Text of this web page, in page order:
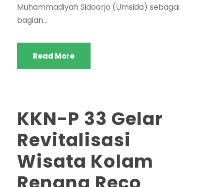
Muhammadiyah Sidoarjo (Umsida) sebagai
bagian...
Read More
KKN-P 33 Gelar
Revitalisasi
Wisata Kolam